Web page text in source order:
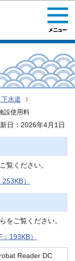
水道
設使用料
日：2026年4月1日
覧ください。
）
をご覧ください。
193KB）
Reader DC